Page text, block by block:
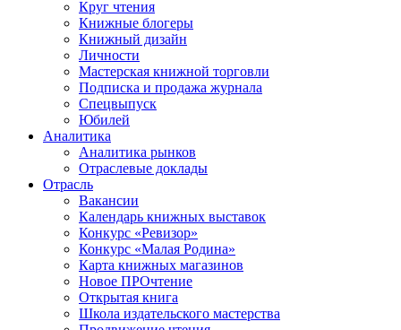
Круг чтения
Книжные блогеры
Книжный дизайн
Личности
Мастерская книжной торговли
Подписка и продажа журнала
Спецвыпуск
Юбилей
Аналитика
Аналитика рынков
Отраслевые доклады
Отрасль
Вакансии
Календарь книжных выставок
Конкурс «Ревизор»
Конкурс «Малая Родина»
Карта книжных магазинов
Новое ПРОчтение
Открытая книга
Школа издательского мастерства